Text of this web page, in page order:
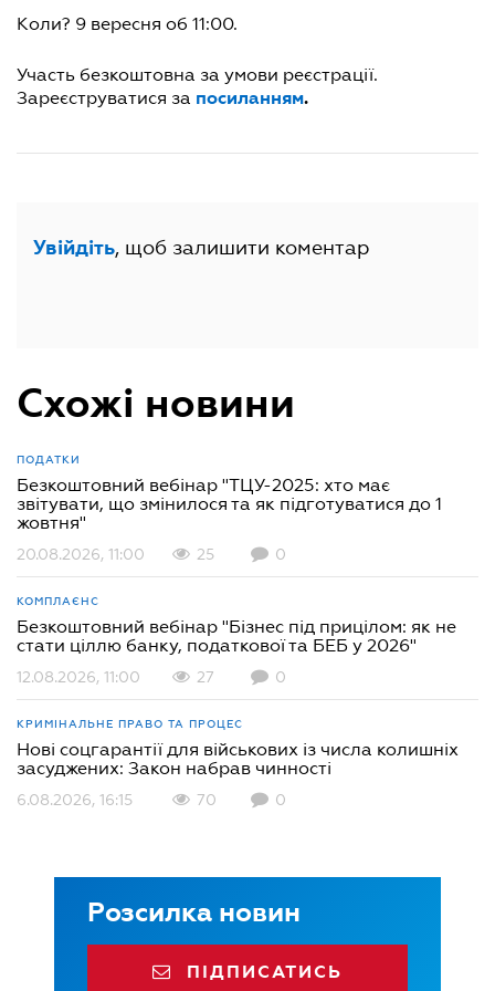
Коли? 9 вересня об 11:00.
Участь безкоштовна за умови реєстрації.
Зареєструватися за посиланням.
Увійдіть, щоб залишити коментар
Схожі новини
ПОДАТКИ
Безкоштовний вебінар "ТЦУ-2025: хто має
звітувати, що змінилося та як підготуватися до 1
жовтня"
20.08.2026, 11:00 25 0
КОМПЛАЄНС
Безкоштовний вебінар "Бізнес під прицілом: як не
стати ціллю банку, податкової та БЕБ у 2026"
12.08.2026, 11:00 27 0
КРИМІНАЛЬНЕ ПРАВО ТА ПРОЦЕС
Нові соцгарантії для військових із числа колишніх
засуджених: Закон набрав чинності
6.08.2026, 16:15 70 0
Розсилка новин
ПІДПИСАТИСЬ